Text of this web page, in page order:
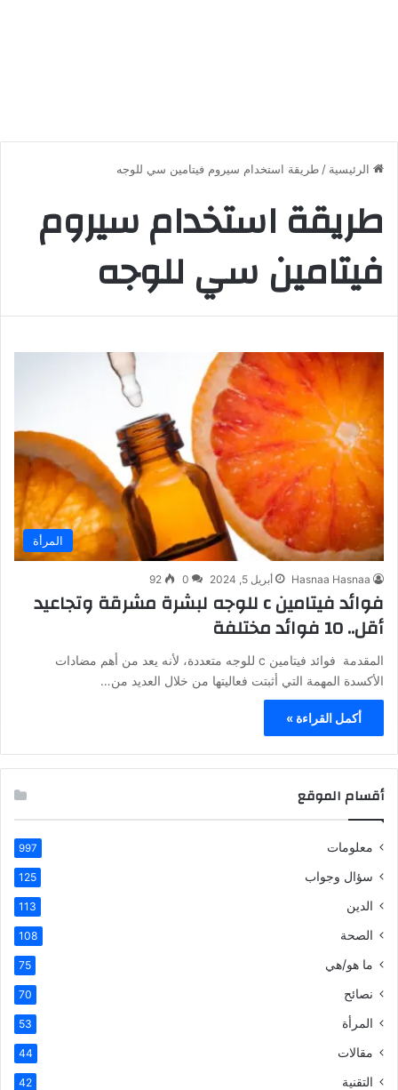
الرئيسية / طريقة استخدام سيروم فيتامين سي للوجه
طريقة استخدام سيروم
فيتامين سي للوجه
المرأة
Hasnaa Hasnaa أبريل 5, 2024 0
92
فوائد فيتامين c للوجه لبشرة مشرقة وتجاعيد
أقل.. 10 فوائد مختلفة
المقدمة فوائد فيتامين c للوجه متعددة، لأنه يعد من أهم مضادات
الأكسدة المهمة التي أثبتت فعاليتها من خلال العديد من…
أكمل القراءة »
أقسام الموقع
معلومات 997
سؤال وجواب 125
الدين 113
الصحة 108
ما هو/هي 75
نصائح 70
المرأة 53
مقالات 44
التقنية 42